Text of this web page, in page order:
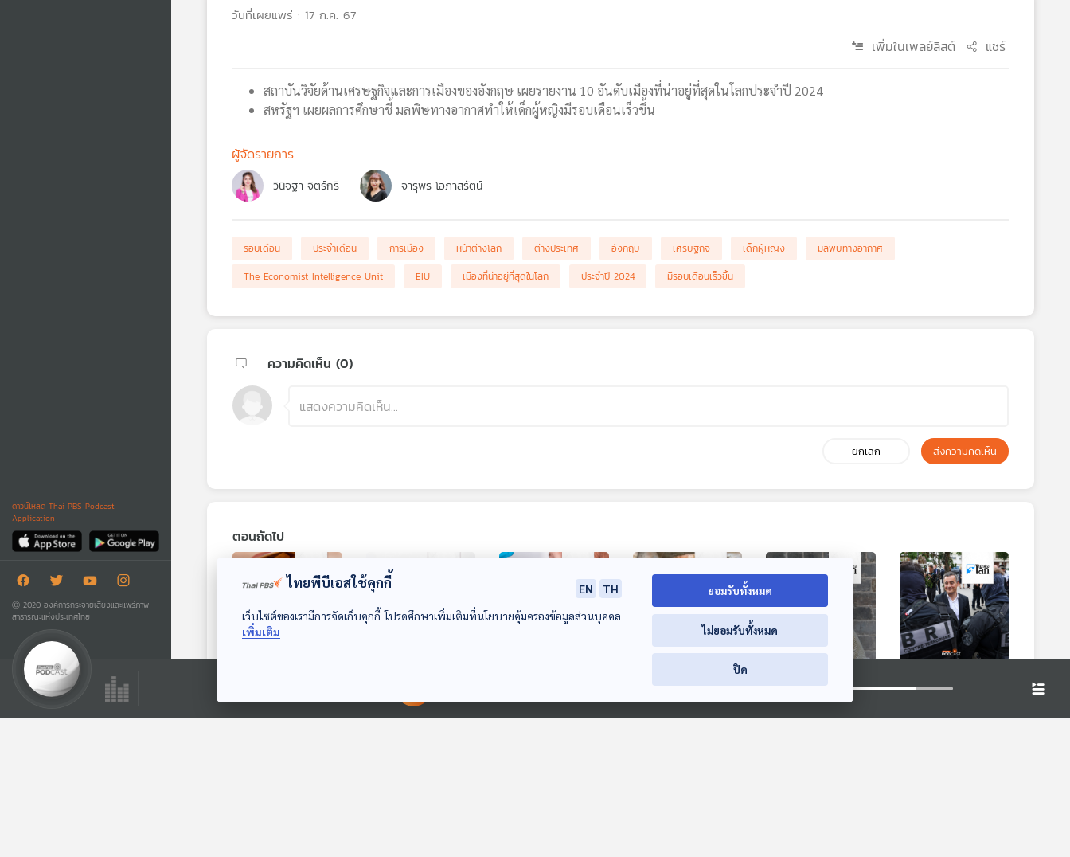
ดาวน์โหลด Thai PBS Podcast
Application
Ⓒ 2020 องค์การกระจายเสียงและแพร่ภาพ
สาธารณะแห่งประเทศไทย
วันที่เผยแพร่ : 17 ก.ค. 67
เพิ่มในเพลย์ลิสต์ แชร์
สถาบันวิจัยด้านเศรษฐกิจและการเมืองของอังกฤษ เผยรายงาน 10 อันดับเมืองที่น่าอยู่ที่สุดในโลกประจำปี 2024
สหรัฐฯ เผยผลการศึกษาชี้ มลพิษทางอากาศทำให้เด็กผู้หญิงมีรอบเดือนเร็วขึ้น
ผู้จัดรายการ
วินิจฐา จิตร์กรี จารุพร โอภาสรัตน์
รอบเดือน ประจำเดือน การเมือง หน้าต่างโลก ต่างประเทศ อังกฤษ เศรษฐกิจ เด็กผู้หญิง
มลพิษทางอากาศ
The Economist Intelligence Unit
EIU เมืองที่น่าอยู่ที่สุดในโลก ประจำปี 2024 มีรอบเดือนเร็วขึ้น
ความคิดเห็น (0)
ยกเลิก ส่งความคิดเห็น
ตอนถัดไป
พยาบาลหลังกินมัน
ฝรั่งทอดกรอบรสเผ็ด
หน้าต่างโลก
แข็งตัวของเลือดช่วย
ทำลายพิษงูเห่าได้
หน้าต่างโลก
ของเด็กทั่วโลก ต่ำ
กว่าช่วงก่อนการ
หน้าต่างโลก
เลียน สปีชีส์" ใน
สหรัฐฯ
หน้าต่างโลก
เกษียณรับมือสังคม
สูงอายุ
หน้าต่างโลก
อิสราเอล หวั่นซ้ำรอย
หน้าต่างโลก
00:00:00
ไทยพีบีเอสใช้คุกกี้ EN
TH
เว็บไซต์ของเรามีการจัดเก็บคุกกี้ โปรดศึกษาเพิ่มเติมที่นโยบายคุ้มครองข้อมูลส่วนบุคคล
เพิ่มเติม
ยอมรับทั้งหมด
ไม่ยอมรับทั้งหมด
ปิด